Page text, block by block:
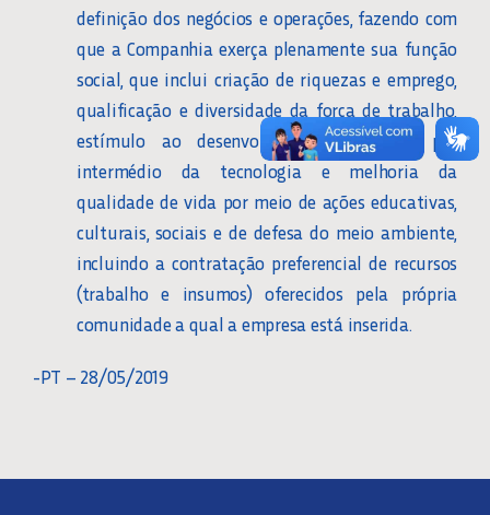
definição dos negócios e operações, fazendo com
que a Companhia exerça plenamente sua função
social, que inclui criação de riquezas e emprego,
qualificação e diversidade da força de trabalho,
estímulo ao desenvolvimento científico por
intermédio da tecnologia e melhoria da
qualidade de vida por meio de ações educativas,
culturais, sociais e de defesa do meio ambiente,
incluindo a contratação preferencial de recursos
(trabalho e insumos) oferecidos pela própria
comunidade a qual a empresa está inserida.
-PT – 28/05/2019